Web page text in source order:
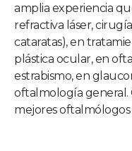
amplia experiencia
refractiva láser,
cataratas), en
plástica ocular, en
estrabismo, en
oftalmología general.
mejores